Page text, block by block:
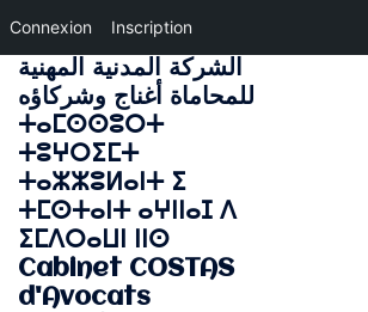
Connexion Inscription
Aller
au
contenu
الشركة المدنية المهنية
للمحاماة أغناج وشركاؤه
ⵜⴰⵎⵙⵙⵓⵔⵜ
ⵜⵓⵖⵔⵉⵎⵜ
ⵜⴰⵣⵣⵓⵍⴰⵏⵜ ⵉ
ⵜⵎⵙⵜⴰⵏⵜ ⴰⵖⵏⵏⴰⵊ ⴷ
ⵉⵎⴷⵔⴰⵡⵏ ⵏⵏⵙ
Cabinet COSTAS
d'Avocats